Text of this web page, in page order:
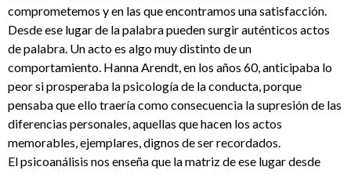
comprometemos y en las que encontramos una satisfacción.
Desde ese lugar de la palabra pueden surgir auténticos actos
de palabra. Un acto es algo muy distinto de un
comportamiento. Hanna Arendt, en los años 60, anticipaba lo
peor si prosperaba la psicología de la conducta, porque
pensaba que ello traería como consecuencia la supresión de las
diferencias personales, aquellas que hacen los actos
memorables, ejemplares, dignos de ser recordados.
El psicoanálisis nos enseña que la matriz de ese lugar desde